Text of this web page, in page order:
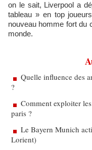
on le sait, Liverpool a
tableau » en top
nouveau homme fort du
monde.
Quelle influence des
?
Comment exploiter
paris ?
Le Bayern Munich
Lorient)